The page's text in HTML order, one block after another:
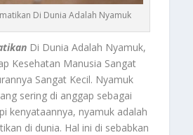
Di Dunia Adalah Nyamuk
Di Dunia Adalah Nyamuk,
Kesehatan Manusia Sangat
Sangat Kecil. Nyamuk
sering di anggap sebagai
kenyataannya, nyamuk adalah
di dunia. Hal ini di sebabkan